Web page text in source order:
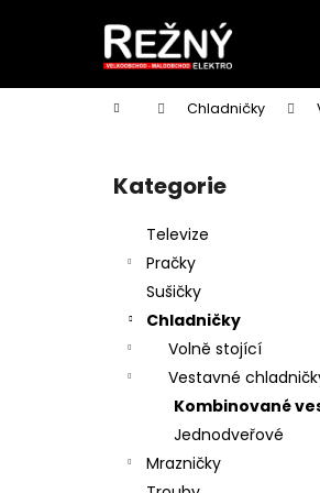
Domů Chladničky
Přeskočit
kategorie
Kategorie
Televize
Pračky
Sušičky
Chladničky
Volně stojící
Vestavné
Kombinované
Jednodveřové
Mrazničky
í
Zpět
do
Zpět
do